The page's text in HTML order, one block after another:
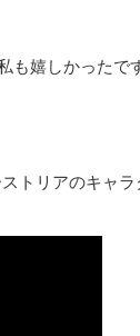
嬉しかったで
トリアのキャラ